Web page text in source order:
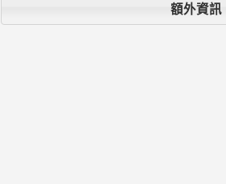
額外資訊